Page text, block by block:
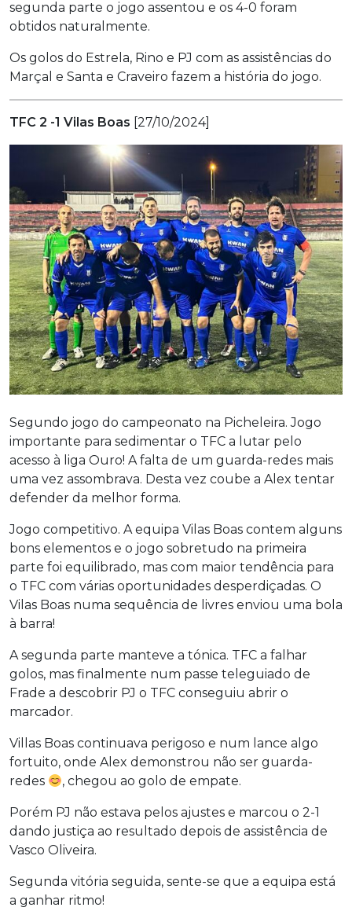
segunda parte o jogo assentou e os 4-0 foram
obtidos naturalmente.
Os golos do Estrela, Rino e PJ com as assistências do
Marçal e Santa e Craveiro fazem a história do jogo.
TFC 2 -1 Vilas Boas [27/10/2024]
Segundo jogo do campeonato na Picheleira. Jogo
importante para sedimentar o TFC a lutar pelo
acesso à liga Ouro! A falta de um guarda-redes mais
uma vez assombrava. Desta vez coube a Alex tentar
defender da melhor forma.
Jogo competitivo. A equipa Vilas Boas contem alguns
bons elementos e o jogo sobretudo na primeira
parte foi equilibrado, mas com maior tendência para
o TFC com várias oportunidades desperdiçadas. O
Vilas Boas numa sequência de livres enviou uma bola
à barra!
A segunda parte manteve a tónica. TFC a falhar
golos, mas finalmente num passe teleguiado de
Frade a descobrir PJ o TFC conseguiu abrir o
marcador.
Villas Boas continuava perigoso e num lance algo
fortuito, onde Alex demonstrou não ser guarda-
redes
, chegou ao golo de empate.
Porém PJ não estava pelos ajustes e marcou o 2-1
dando justiça ao resultado depois de assistência de
Vasco Oliveira.
Segunda vitória seguida, sente-se que a equipa está
a ganhar ritmo!